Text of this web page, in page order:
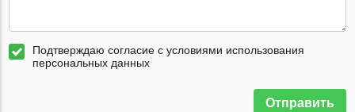
Подтверждаю согласие с условиями использования
персональных данных
Отправить